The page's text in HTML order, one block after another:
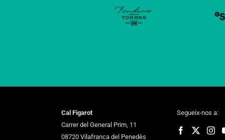
Cal Figarot
Carrer del General Prim, 11
08720 Vilafranca del Penedès
Segueix-nos a: